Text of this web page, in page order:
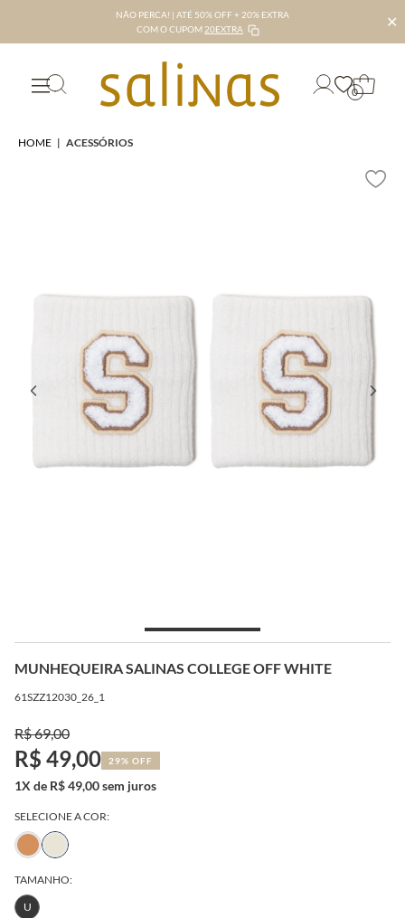
NÃO PERCA! | ATÉ 50% OFF + 20% EXTRA
COM O CUPOM 20EXTRA ✕
0
HOME | ACESSÓRIOS
MUNHEQUEIRA SALINAS COLLEGE OFF WHITE
61SZZ12030_26_1
R$ 69,00
R$ 49,00 29% OFF
1X de R$ 49,00 sem juros
SELECIONE A COR:
TAMANHO:
U